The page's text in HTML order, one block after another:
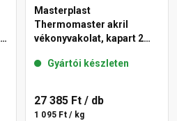
Masterplast
Thermomaster akril
vékonyvakolat, kapart 2
Gyártói készleten
27 385 Ft / db
1 095 Ft / kg